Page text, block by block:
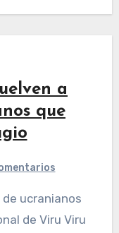
a
que
de Viru Viru